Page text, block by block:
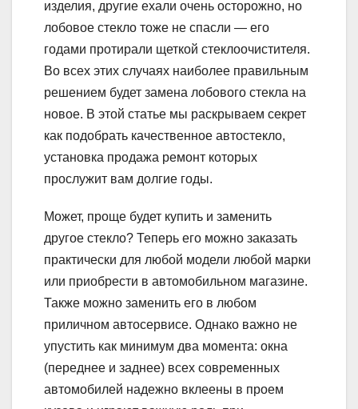
изделия, другие ехали очень осторожно, но
лобовое стекло тоже не спасли — его
годами протирали щеткой стеклоочистителя.
Во всех этих случаях наиболее правильным
решением будет замена лобового стекла на
новое. В этой статье мы раскрываем секрет
как подобрать качественное автостекло,
установка продажа ремонт которых
прослужит вам долгие годы.
Может, проще будет купить и заменить
другое стекло? Теперь его можно заказать
практически для любой модели любой марки
или приобрести в автомобильном магазине.
Также можно заменить его в любом
приличном автосервисе. Однако важно не
упустить как минимум два момента: окна
(переднее и заднее) всех современных
автомобилей надежно вклеены в проем